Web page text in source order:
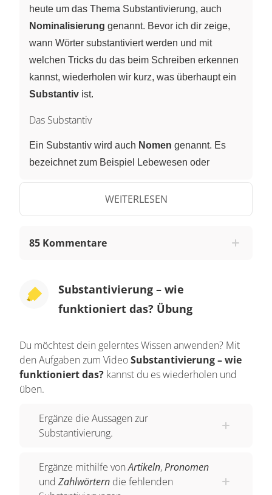
heute um das Thema Substantivierung, auch
Nominalisierung genannt. Bevor ich dir zeige,
wann Wörter substantiviert werden und mit
welchen Tricks du das beim Schreiben erkennen
kannst, wiederholen wir kurz, was überhaupt ein
Substantiv ist.
Das Substantiv
Ein Substantiv wird auch Nomen genannt. Es
bezeichnet zum Beispiel Lebewesen oder
oder Schulbuch. Vielleicht fragst du dich jetzt,
woran du erkennst, dass es sich um ein
Substantive werden immer
Nehmen wir als Beispiel das WortHimmel
können wir denArtikel “der” davorsetzen. Das ist
Grundlage verinnerlichst, dann fällt dir die
Substantivierung, um die es heute geht, ganz
leicht.
Du weißt jetzt also, was ein Substantiv ist. Sehen
bedeutet, dass es Wörter oder Wortarten gibt, die
zu einem Substantiv werden können. Diese
WEITERLESEN
85 Kommentare
Substantivierung – wie
funktioniert das? Übung
Du möchtest dein gelerntes Wissen anwenden? Mit
den Aufgaben zum VideoSubstantivierung – wie
funktioniert das? kannst du es wiederholen und
üben.
Ergänze die Aussagen zur
Substantivierung.
Ergänze mithilfe vonArtikeln,Pronomen
und Zahlwörtern die fehlenden